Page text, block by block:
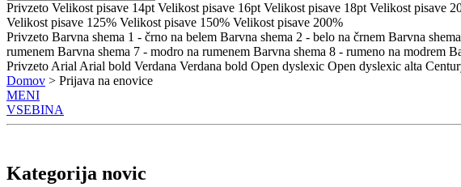
Privzeto Velikost pisave 14pt Velikost pisave 16pt Velikost pisave 18pt Velikost pisave
Velikost pisave 125% Velikost pisave 150% Velikost pisave 200%
Privzeto Barvna shema 1 - črno na belem Barvna shema 2 - belo na črnem Barvna
rumenem Barvna shema 7 - modro na rumenem Barvna shema 8 - rumeno na modrem
Privzeto Arial Arial bold Verdana Verdana bold Open dyslexic Open dyslexic alta
Domov > Prijava na enovice
MENI
VSEBINA
Kategorija novic